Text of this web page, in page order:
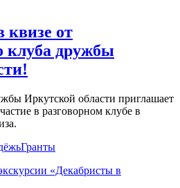
квизе от
клуба дружбы
Иркутской области приглашает
в разговорном клубе в